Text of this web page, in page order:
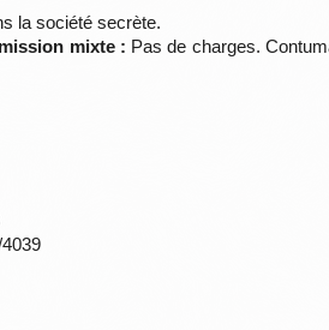
la société secrète.
mixte : Pas de charges.